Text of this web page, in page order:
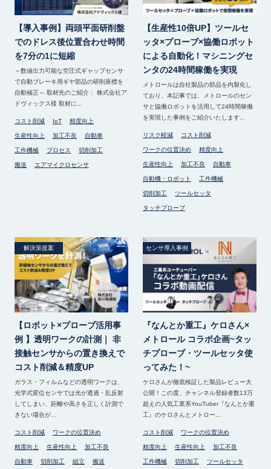
【導入事例】両頭平面研削盤
でのドレス後位置合わせ時間
を7分の1に短縮
～数値出力可能な空圧式ギャップセンサ
で自動ブレーキ用ギヤ部品の研削座標を
自動補正～ 取材先のご紹介： 株式会社ア
ドヴィックス様 取材に...
コスト削減 IoT 精度向上
生産性向上 加工不良 自動車
工作機械 プロセス 切削加工
搬送 エアマイクロセンサ
【生産性10倍UP】ツールセ
ッタ×プローブ×協働ロボット
による自動化！マシニングセ
ンタの24時間稼働を実現
メトロールは自社製品の部品を内製化し
ており、本記事では、メトロールのセン
サと協働ロボットを活用して24時間稼働
を実現した事例をご紹介いたします...
リスク軽減 コスト削減
ワークの位置決め 精度向上
生産性向上 加工不良 自動車
自動機・ロボット 工作機械
切削加工 ツールセッタ
タッチプローブ
解決策提案
【ロボット×プローブ活用事
例 】透明ワークの計測｜ 非
接触センサからの置き換えで
コスト削減＆精度UP
ガラス・フィルムなどの透明ワークは、
光学式変位センサでは光が透過・乱反射
してしまい、距離や高さを正しく計測で
きない場合が...
コスト削減 ワークの位置決め
精度向上 生産性向上 加工不良
自動車 切削加工 組立 搬送
センサ導入事例
『なんとか重工』ケロさん×
メトロール コラボ企画~タッ
チプローブ・ツールセッタ使
ってみた！~
ケロさんが徹底検証した製品レビュー大
公開！この度、チャンネル登録者数13万
超えの人気工業系YouTuber『なんとか重
工』のケロさんとメトロー...
コスト削減 ワークの位置決め
精度向上 生産性向上 加工不良
工作機械 切削加工 ツールセッタ